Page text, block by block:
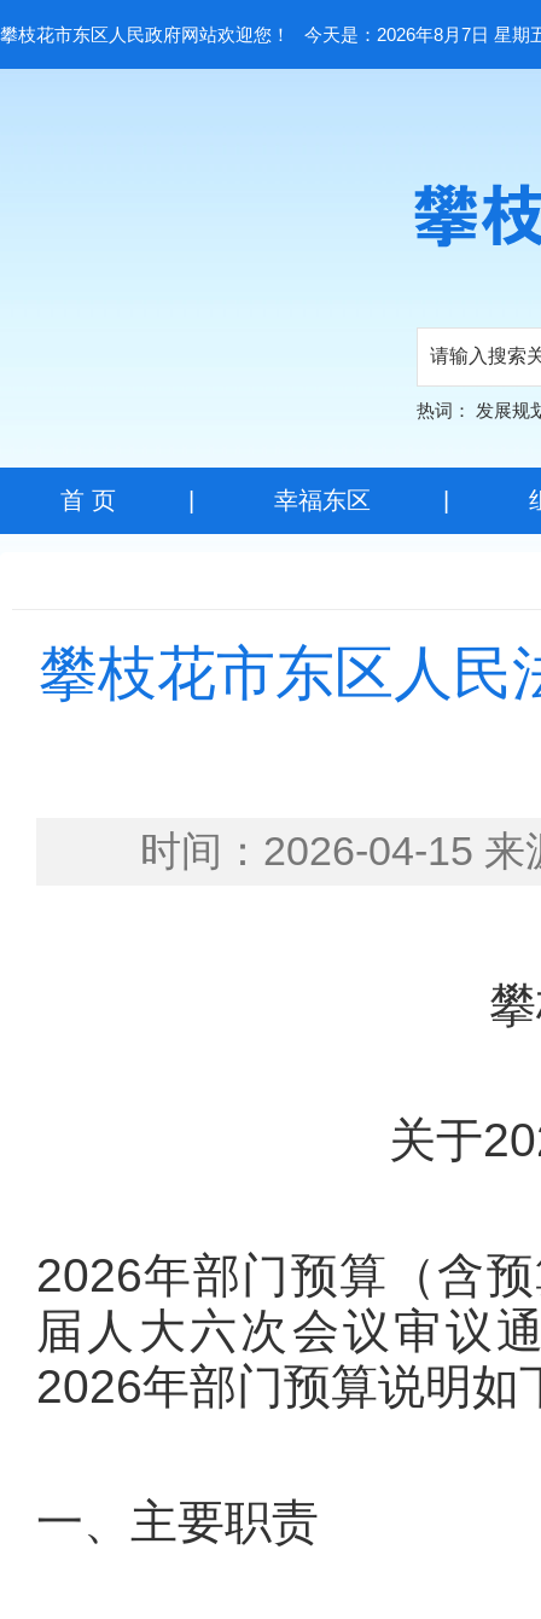
攀枝花市东区人民政府网站欢迎您！ 今天是：2026年8月7日 星期
热词： 发展规
首 页| 幸福东区
攀枝花市东区人民
时间：2026-04-15
关于
2026年部门预算（含
届人大六次会议审议
2026年部门预算说明如
一、主要职责